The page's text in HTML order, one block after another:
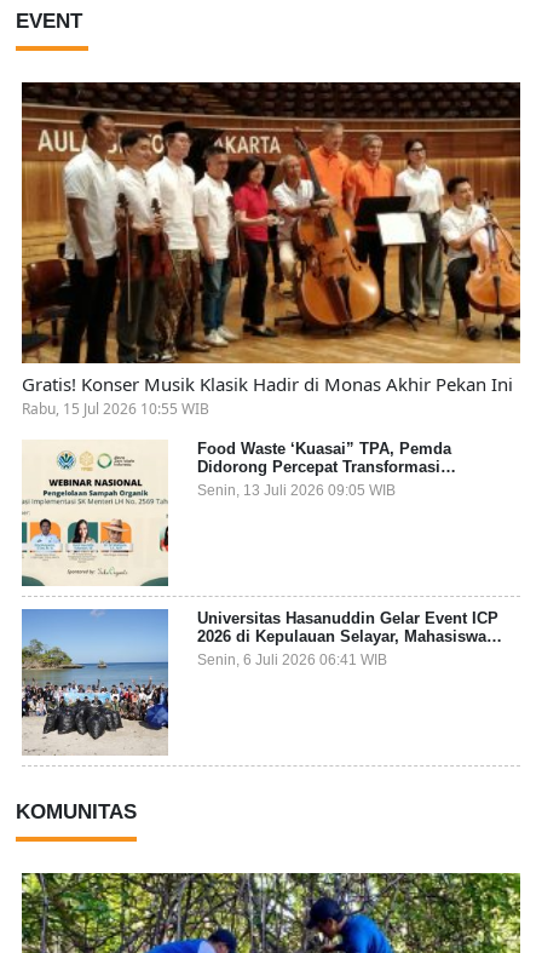
EVENT
Gratis! Konser Musik Klasik Hadir di Monas Akhir Pekan Ini
Rabu, 15 Jul 2026 10:55 WIB
Food Waste ‘Kuasai” TPA, Pemda
Didorong Percepat Transformasi
Pengelolaan Sampah Organik dari Sumber
Senin, 13 Juli 2026 09:05 WIB
Universitas Hasanuddin Gelar Event ICP
2026 di Kepulauan Selayar, Mahasiswa
dari 27 Negara Jadi Partisipan
Senin, 6 Juli 2026 06:41 WIB
KOMUNITAS